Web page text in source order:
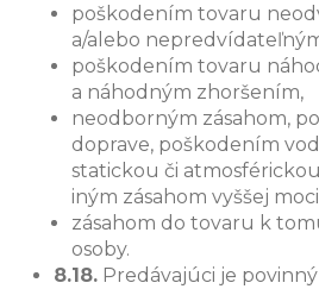
poškodením tovaru
a/alebo
poškodením tovaru
a náhodným zhoršením,
neodborným zásahom,
doprave, poškodením
statickou či
iným zásahom vyššej
zásahom do tovaru k
osoby.
8.18. Predávajúci je